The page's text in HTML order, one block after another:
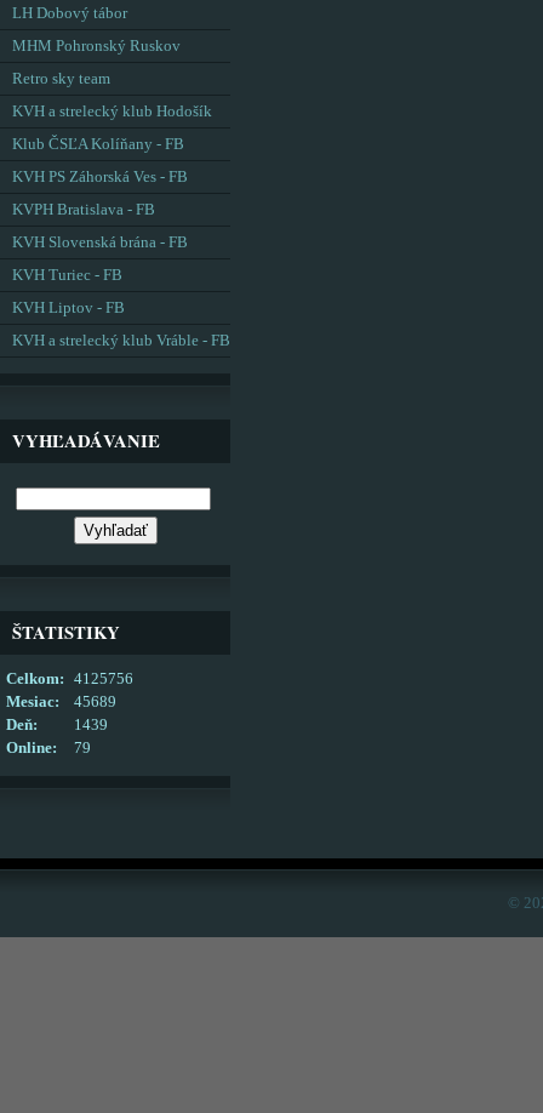
LH Dobový tábor
MHM Pohronský Ruskov
Retro sky team
KVH a strelecký klub Hodošík
Klub ČSĽA Kolíňany - FB
KVH PS Záhorská Ves - FB
KVPH Bratislava - FB
KVH Slovenská brána - FB
KVH Turiec - FB
KVH Liptov - FB
KVH a strelecký klub Vráble - FB
VYHĽADÁVANIE
ŠTATISTIKY
Online: 79
Celkom:
4125756
Mesiac:
45689
Deň:
1439
©